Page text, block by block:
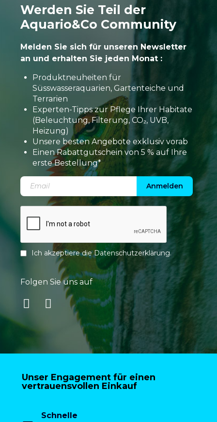
Werden Sie Teil der
Aquario&Co Community
Melden Sie sich für unseren Newsletter
an und erhalten Sie jeden Monat :
Produktneuheiten für
Süsswasseraquarien, Gartenteiche und
Terrarien
Experten-Tipps zur Pflege Ihrer Habitate
(Beleuchtung, Filterung, CO₂, UVB,
Heizung)
Unsere besten Angebote exklusiv vorab
Einen Rabattgutschein von 5 % auf Ihre
erste Bestellung*
Anmelden
Ich akzeptiere dieDatenschutzerklärung.
Folgen Sie uns auf
Unser Engagement für einen
vertrauensvollen Einkauf
Schnelle